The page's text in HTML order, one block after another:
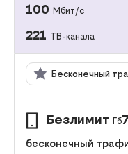
100 Мбит/с
221 ТВ-канала
Бесконечный
Безлимит Гб
бесконечный